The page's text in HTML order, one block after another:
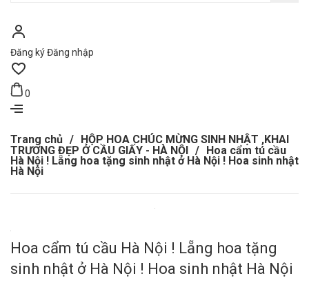
Đăng kýĐăng nhập
0
Trang chủ / HỘP HOA CHÚC MỪNG SINH NHẬT ,KHAI
TRƯƠNG ĐẸP Ở CẦU GIẤY - HÀ NỘI / Hoa cẩm tú cầu
Hà Nội ! Lẵng hoa tặng sinh nhật ở Hà Nội ! Hoa sinh nhật
Hà Nội
Hoa cẩm tú cầu Hà Nội ! Lẵng hoa tặng
sinh nhật ở Hà Nội ! Hoa sinh nhật Hà Nội